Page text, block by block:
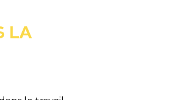
TÉLÉCHARGER LA
LA